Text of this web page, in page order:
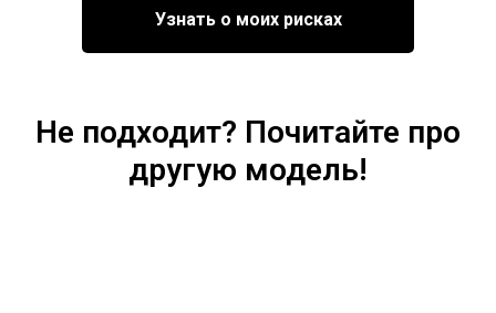
Узнать о моих рисках
Не подходит? Почитайте про
другую модель!